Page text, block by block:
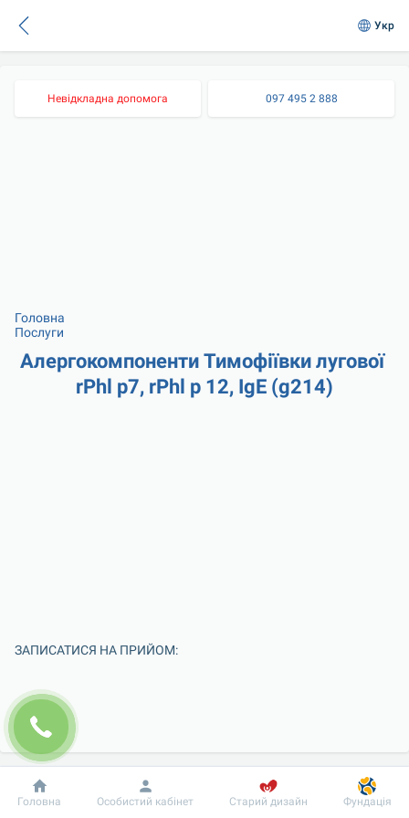
Укр
Невідкладна допомога 097 495 2 888
Головна
Послуги
Алергокомпоненти Тимофіївки лугової
rPhl p7, rPhl p 12, IgE (g214)
ЗАПИСАТИСЯ НА ПРИЙОМ:
Добробут Інформація Пацієнту
Головна Особистий кабінет Старий дизайн Фундація